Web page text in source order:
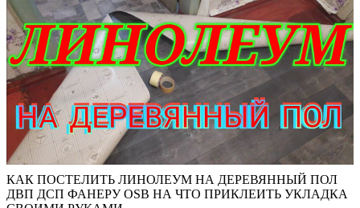
КАК ПОСТЕЛИТЬ ЛИНОЛЕУМ НА ДЕРЕВЯННЫЙ ПОЛ
ДВП ДСП ФАНЕРУ OSB НА ЧТО ПРИКЛЕИТЬ УКЛАДКА